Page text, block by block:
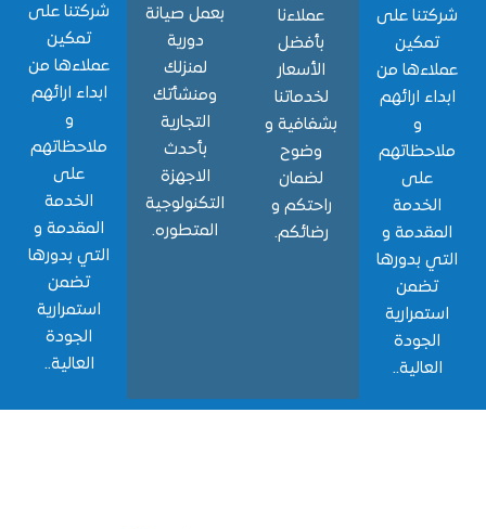
على
من
ارائهم
و
بدورها
عملاءنا
الأسعار
لخدماتنا
بشفافية و
راحتكم و
رضائكم.
بعمل صيانة
ومنشأتك
التجارية
التكنولوجية
المتطوره.
شركتنا على
عملاءها من
ابداء ارائهم
ملاحظاتهم
الخدمة
المقدمة و
التي بدورها
استمرارية